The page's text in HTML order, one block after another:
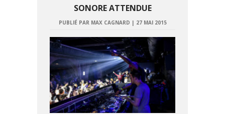
SONORE ATTENDUE
PUBLIÉ PAR MAX CAGNARD | 27 MAI 2015